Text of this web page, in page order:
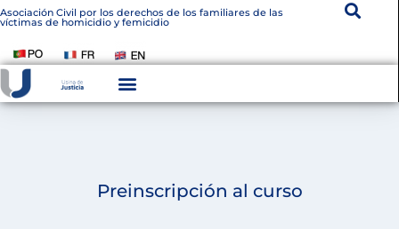
Asociación Civil por los derechos de los familiares de las
víctimas de homicidio y femicidio
Preinscripción al curso